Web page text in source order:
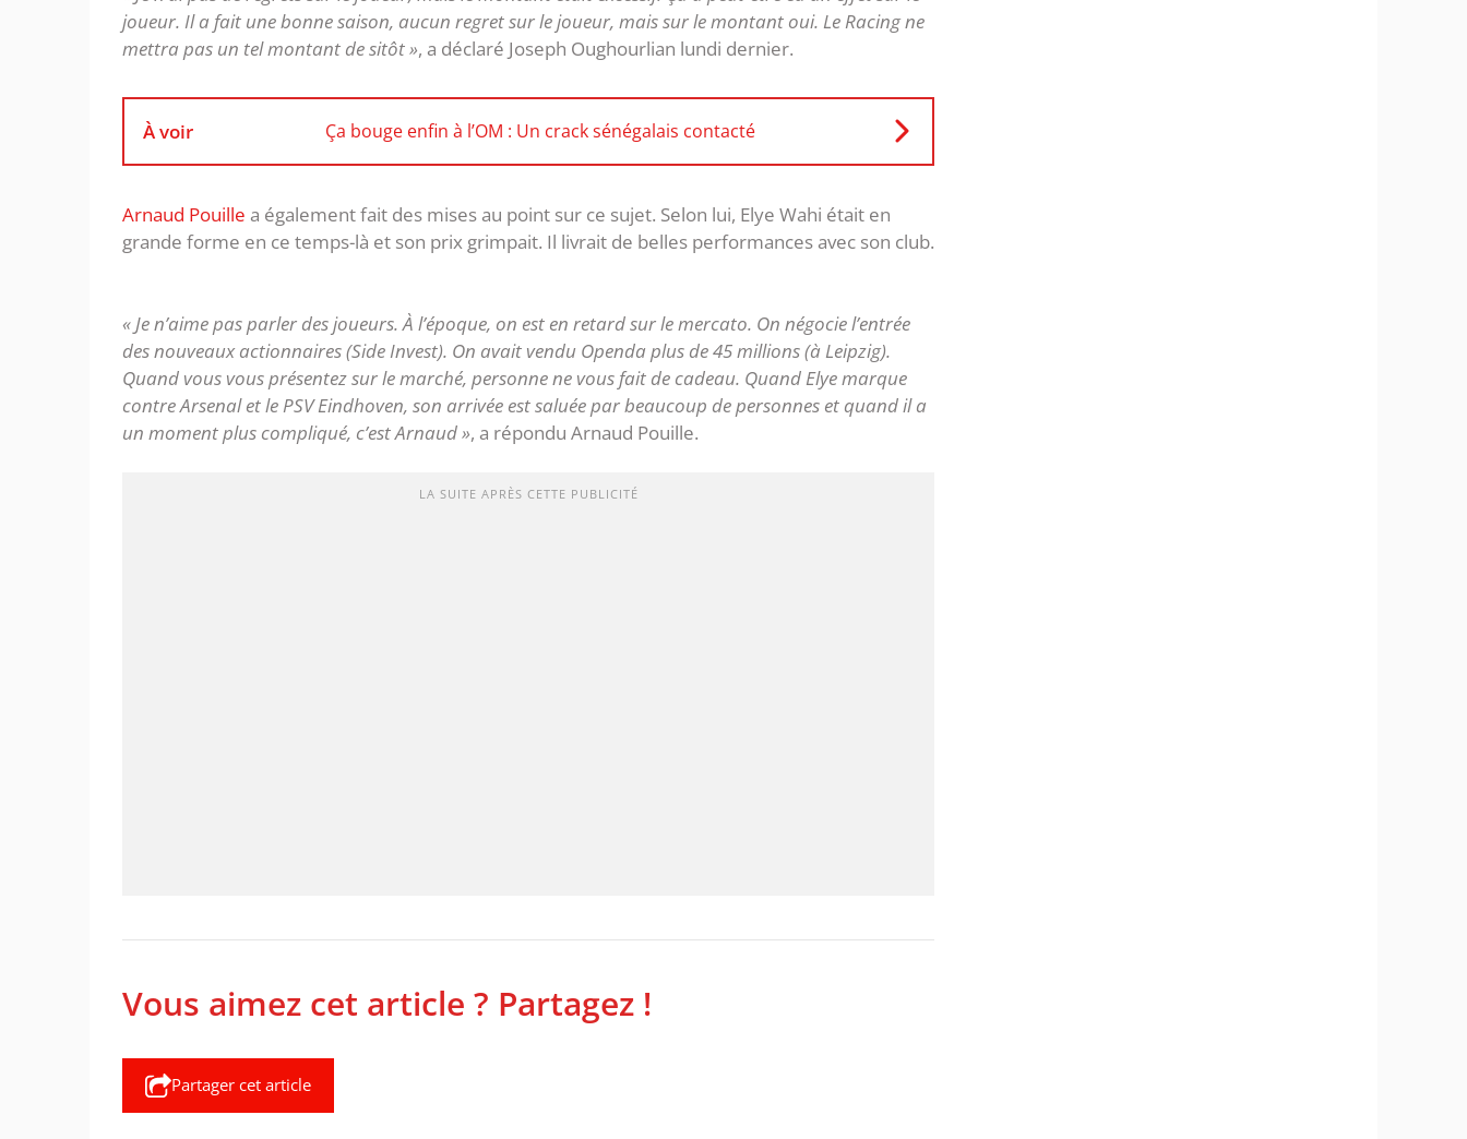
joueur. Il a fait une bonne saison, aucun regret sur le joueur, mais sur le montant oui. Le Racing ne
mettra pas un tel montant de sitôt », a déclaré Joseph Oughourlian lundi dernier.
À voir Ça bouge enfin à l’OM : Un crack sénégalais contacté
Arnaud Pouille a également fait des mises au point sur ce sujet. Selon lui, Elye Wahi était en
grande forme en ce temps-là et son prix grimpait. Il livrait de belles performances avec son club.
« Je n’aime pas parler des joueurs. À l’époque, on est en retard sur le mercato. On négocie l’entrée
des nouveaux actionnaires (Side Invest). On avait vendu Openda plus de 45 millions (à Leipzig).
Quand vous vous présentez sur le marché, personne ne vous fait de cadeau. Quand Elye marque
contre Arsenal et le PSV Eindhoven, son arrivée est saluée par beaucoup de personnes et quand il a
un moment plus compliqué, c’est Arnaud », a répondu Arnaud Pouille.
LA SUITE APRÈS CETTE PUBLICITÉ
Vous aimez cet article ? Partagez !
Partager cet article